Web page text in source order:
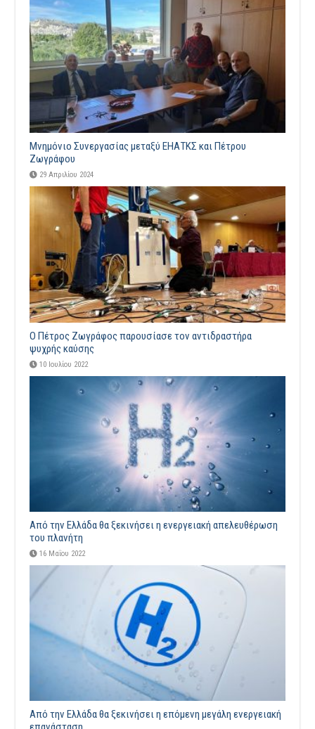
Μνημόνιο Συνεργασίας μεταξύ ΕΗΑΤΚΣ και Πέτρου
Ζωγράφου
29 Απριλίου 2024
Ο Πέτρος Ζωγράφος παρουσίασε τον αντιδραστήρα
ψυχρής καύσης
10 Ιουλίου 2022
Από την Ελλάδα θα ξεκινήσει η ενεργειακή απελευθέρωση
του πλανήτη
16 Μαΐου 2022
Από την Ελλάδα θα ξεκινήσει η επόμενη μεγάλη ενεργειακή